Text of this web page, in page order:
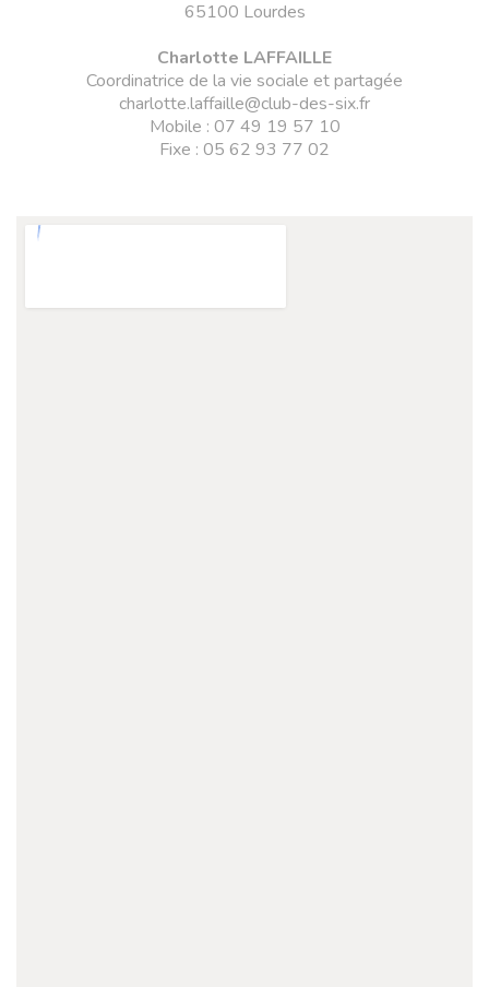
65100 Lourdes
Charlotte LAFFAILLE
Coordinatrice de la vie sociale et partagée
charlotte.laffaille@club-des-six.fr
Mobile : 07 49 19 57 10
Fixe : 05 62 93 77 02